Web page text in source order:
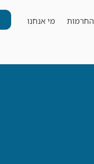
החרמות מי אנחנו